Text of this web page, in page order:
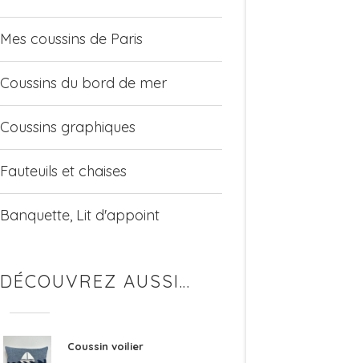
Mes coussins de Paris
Coussins du bord de mer
Coussins graphiques
Fauteuils et chaises
Banquette, Lit d'appoint
DÉCOUVREZ AUSSI…
Coussin voilier